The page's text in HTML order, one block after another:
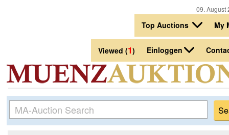
09.
Top Auctions My
Viewed (1) Einloggen